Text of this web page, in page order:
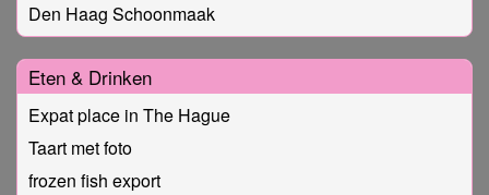
Den Haag Schoonmaak
Eten & Drinken
Expat place in The Hague
Taart met foto
frozen fish export